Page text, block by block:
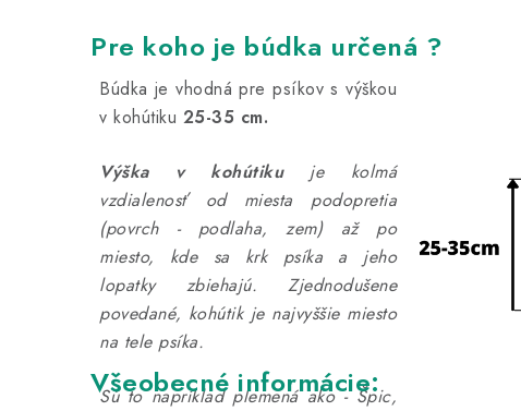
Pre koho je búdka určená ?
Búdka je vhodná pre psíkov s výškou
v kohútiku 25-35 cm.
Výška v kohútikuje kolmá
vzdialenosť od miesta podopretia
(povrch - podlaha, zem) až po
miesto, kde sa krk psíka a jeho
lopatky zbiehajú. Zjednodušene
povedané, kohútik je najvyššie miesto
na tele psíka.
Sú to napríklad plemená ako - Špic,
Všeobecné informácie: